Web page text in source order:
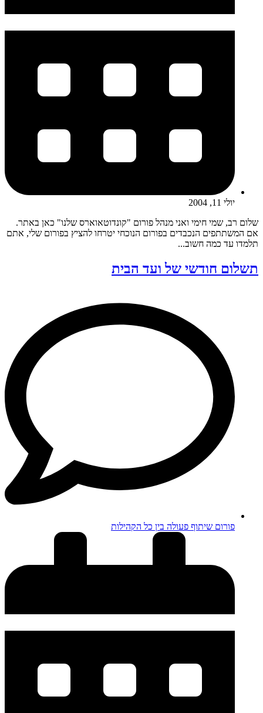
יולי 11, 2004
שלום רב, שמי חימי ואני מנהל פורום "קונדוטאוארס שלנו" כאן באתר.
אם המשתתפים הנכבדים בפורום הנוכחי יטרחו להציץ בפורום שלי, אתם
תלמדו עד כמה חשוב...
תשלום חודשי של ועד הבית
פורום שיתוף פעולה בין כל הקהילות